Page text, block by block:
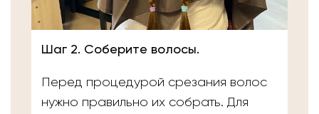
Шаг 2. Соберите волосы.
Перед процедурой срезания волос
нужно правильно их собрать. Для